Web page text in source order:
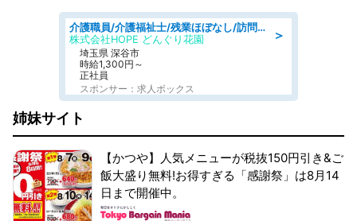
＞
介護職員/介護福祉士/残業ほぼなし/訪問介護の介護士
株式会社HOPE どんぐり花園
埼玉県 深谷市
時給1,300円～
正社員
スポンサー：求人ボックス
姉妹サイト
【かつや】人気メニューが税抜150円引き&ご
飯大盛り無料!お得すぎる「感謝祭」は8月14
日まで開催中。